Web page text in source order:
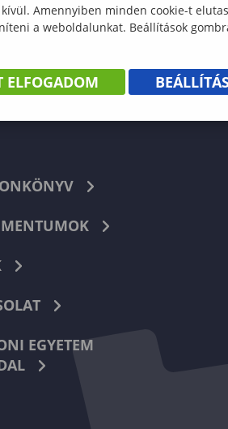
EGYETEM
kívül. Amennyiben minden cookie-t
a weboldalunkat. Beállítások
ELFOGADOM